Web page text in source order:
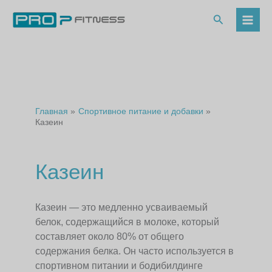
содержимому
Поиск
Главная
Спортивное питание и добавки
Казеин
Казеин
Казеин — это медленно усваиваемый
белок, содержащийся в молоке, который
составляет около 80% от общего
содержания белка. Он часто используется в
спортивном питании и бодибилдинге